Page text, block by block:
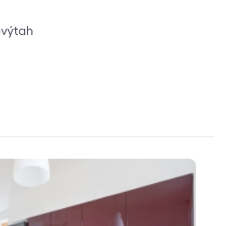
výtah